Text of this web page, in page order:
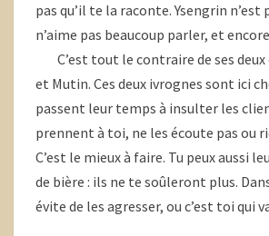
pas qu’il te la raconte. Ysengrin n’est
n’aime pas beaucoup parler, et
C’est tout le contraire de ses
et Mutin. Ces deux ivrognes sont ici
passent leur temps à insulter les
prennent à toi, ne les écoute pas ou
C’est le mieux à faire. Tu peux aussi
de bière : ils ne te soûleront plus.
évite de les agresser, ou c’est toi qui